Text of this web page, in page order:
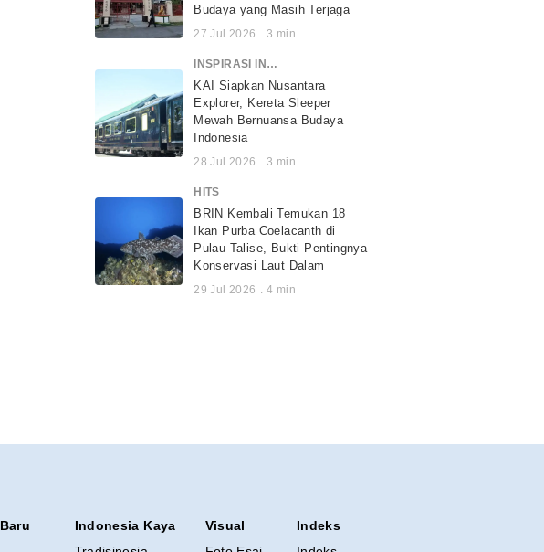
Budaya yang Masih Terjaga
27 Jul 2026 . 3 min
INSPIRASI INDONESIA
KAI Siapkan Nusantara
Explorer, Kereta Sleeper
Mewah Bernuansa Budaya
Indonesia
28 Jul 2026 . 3 min
HITS
BRIN Kembali Temukan 18
Ikan Purba Coelacanth di
Pulau Talise, Bukti Pentingnya
Konservasi Laut Dalam
29 Jul 2026 . 4 min
Indonesia Kaya
Visual
Indeks